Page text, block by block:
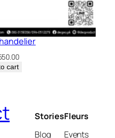
cart
Stories
Blog
Fleurs
Events